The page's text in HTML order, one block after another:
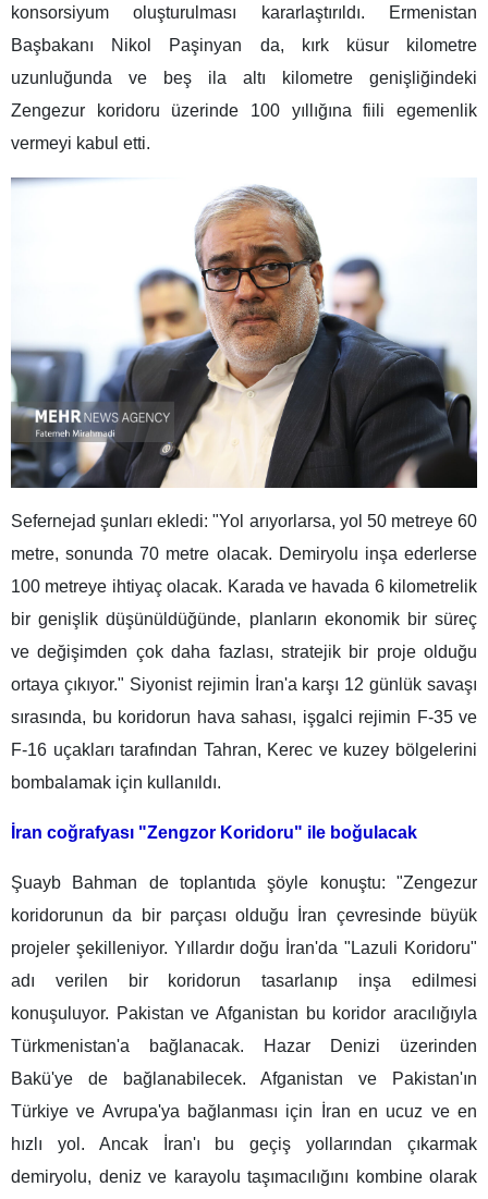
konsorsiyum oluşturulması kararlaştırıldı. Ermenistan
Başbakanı Nikol Paşinyan da, kırk küsur kilometre
uzunluğunda ve beş ila altı kilometre genişliğindeki
Zengezur koridoru üzerinde 100 yıllığına fiili egemenlik
vermeyi kabul etti.
Sefernejad şunları ekledi: "Yol arıyorlarsa, yol 50 metreye 60
metre, sonunda 70 metre olacak. Demiryolu inşa ederlerse
100 metreye ihtiyaç olacak. Karada ve havada 6 kilometrelik
bir genişlik düşünüldüğünde, planların ekonomik bir süreç
ve değişimden çok daha fazlası, stratejik bir proje olduğu
ortaya çıkıyor." Siyonist rejimin İran'a karşı 12 günlük savaşı
sırasında, bu koridorun hava sahası, işgalci rejimin F-35 ve
F-16 uçakları tarafından Tahran, Kerec ve kuzey bölgelerini
bombalamak için kullanıldı.
İran coğrafyası "Zengzor Koridoru" ile boğulacak
Şuayb Bahman de toplantıda şöyle konuştu: "Zengezur
koridorunun da bir parçası olduğu İran çevresinde büyük
projeler şekilleniyor. Yıllardır doğu İran'da "Lazuli Koridoru"
adı verilen bir koridorun tasarlanıp inşa edilmesi
konuşuluyor. Pakistan ve Afganistan bu koridor aracılığıyla
Türkmenistan'a bağlanacak. Hazar Denizi üzerinden
Bakü'ye de bağlanabilecek. Afganistan ve Pakistan'ın
Türkiye ve Avrupa'ya bağlanması için İran en ucuz ve en
hızlı yol. Ancak İran'ı bu geçiş yollarından çıkarmak
demiryolu, deniz ve karayolu taşımacılığını kombine olarak